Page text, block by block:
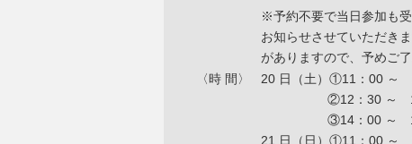
※予約不要で当日参加も
お知らせさせていただき
がありますので、予めご了
〈時 間〉
20 日（土）①11：00 ～
②12：30 ～ 15
③14：00 ～ 15
21 日（日）①11：00 ～